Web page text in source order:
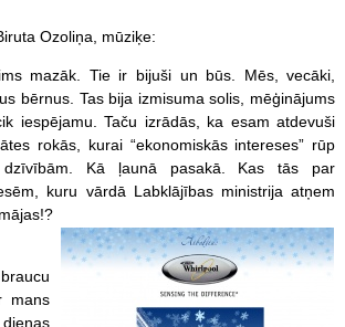
Ozoliņa, mūziķe:
mazāk. Tie ir bijuši un būs. Mēs, vecāki,
bērnus. Tas bija izmisuma solis, mēģinājums
iespējamu. Taču izrādās, ka esam atdevuši
rokās, kurai “ekonomiskās intereses” rūp
Kā ļaunā pasakā. Kas tās par
kuru vārdā Labklājības ministrija atņem
mans